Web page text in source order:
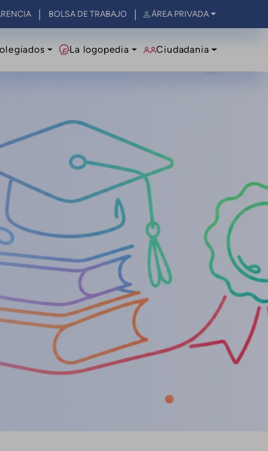
BOLSA DE TRABAJO ÁREA PRIVADA
La logopedia Ciudadania